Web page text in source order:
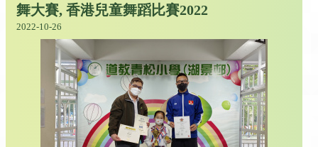
舞大賽, 香港兒童舞蹈比賽2022
2022-10-26